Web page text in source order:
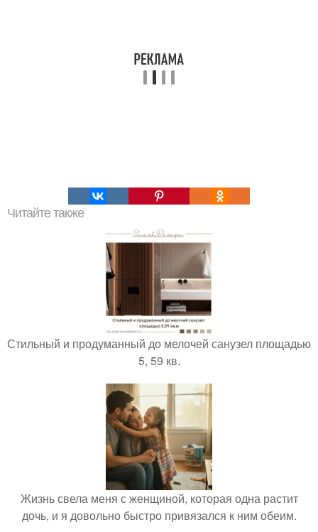
Читайте также
Стильный и продуманный до мелочей санузел площадью
5, 59 кв.
Жизнь свела меня с женщиной, которая одна растит
дочь, и я довольно быстро привязался к ним обеим.